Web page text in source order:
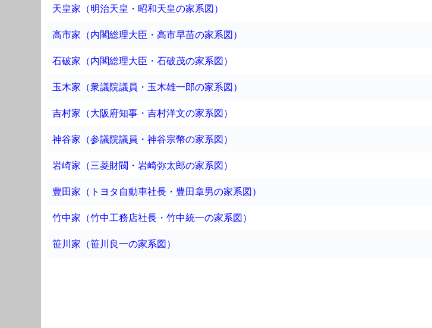
天皇家（明治天皇・昭和天皇の家系図）
高市家（内閣総理大臣・高市早苗の家系図）
石破家（内閣総理大臣・石破茂の家系図）
玉木家（衆議院議員・玉木雄一郎の家系図）
吉村家（大阪府知事・吉村洋文の家系図）
神谷家（参議院議員・神谷宗幣の家系図）
岩崎家（三菱財閥・岩崎弥太郎の家系図）
豊田家（トヨタ自動車社長・豊田章男の家系図）
竹中家（竹中工務店社長・竹中統一の家系図）
笹川家（笹川良一の家系図）